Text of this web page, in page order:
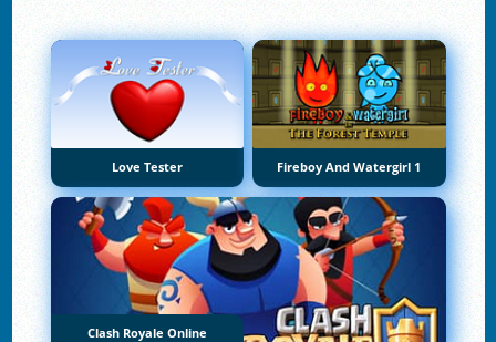
Love Tester Fireboy And Watergirl 1
Clash Royale Online